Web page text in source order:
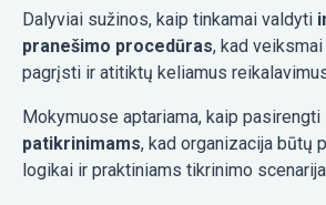
Dalyviai sužinos, kaip tinkamai valdyti
pranešimo procedūras, kad
pagrįsti ir atitiktų keliamus
Mokymuose aptariama, kaip pasirengti
patikrinimams, kad organizacija būtų
logikai ir praktiniams tikrinimo